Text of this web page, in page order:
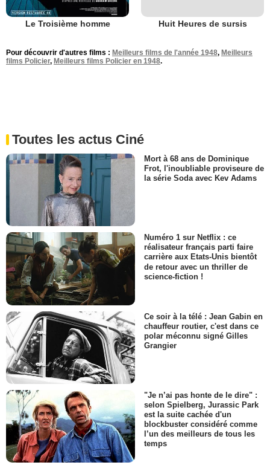
Le Troisième homme Huit Heures de sursis
Pour découvrir d'autres films : Meilleurs films de l'année 1948, Meilleurs
films Policier, Meilleurs films Policier en 1948.
Toutes les actus Ciné
Mort à 68 ans de Dominique
Frot, l'inoubliable proviseure de
la série Soda avec Kev Adams
Numéro 1 sur Netflix : ce
réalisateur français parti faire
carrière aux Etats-Unis bientôt
de retour avec un thriller de
science-fiction !
Ce soir à la télé : Jean Gabin en
chauffeur routier, c'est dans ce
polar méconnu signé Gilles
Grangier
"Je n’ai pas honte de le dire" :
selon Spielberg, Jurassic Park
est la suite cachée d'un
blockbuster considéré comme
l’un des meilleurs de tous les
temps